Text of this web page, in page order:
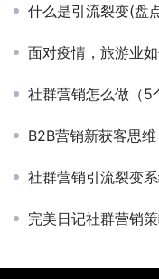
什么是引流裂变(盘点
面对疫情，旅游业
社群营销怎么做（5
B2B营销新获客思
社群营销引流裂变系统(凌霄说社
完美日记社群营销